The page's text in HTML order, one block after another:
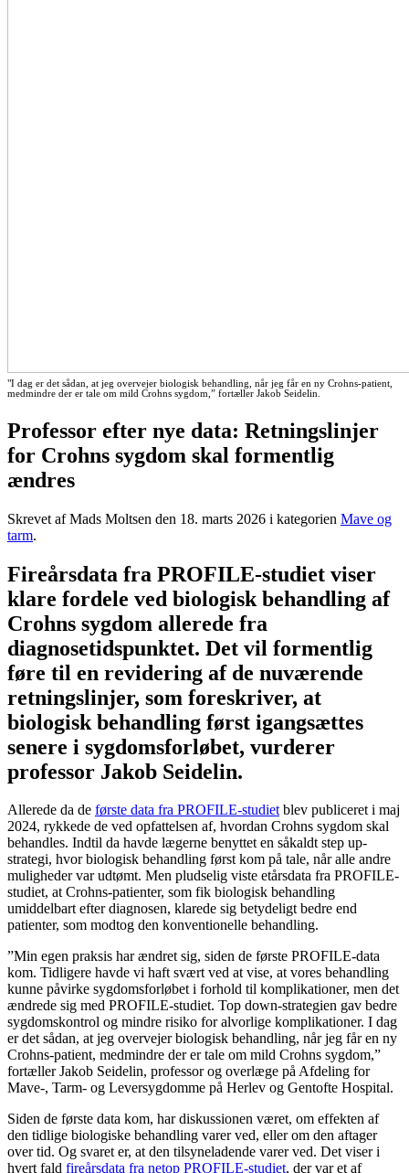
"I dag er det sådan, at jeg overvejer biologisk behandling, når jeg får en ny Crohns-patient,
medmindre der er tale om mild Crohns sygdom,” fortæller Jakob Seidelin.
Professor efter nye data: Retningslinjer
for Crohns sygdom skal formentlig
ændres
Skrevet af Mads Moltsen den 18. marts 2026 i kategorien Mave og
tarm.
Fireårsdata fra PROFILE-studiet viser
klare fordele ved biologisk behandling af
Crohns sygdom allerede fra
diagnosetidspunktet. Det vil formentlig
føre til en revidering af de nuværende
retningslinjer, som foreskriver, at
biologisk behandling først igangsættes
senere i sygdomsforløbet, vurderer
professor Jakob Seidelin.
Allerede da de første data fra PROFILE-studietblev publiceret i maj
2024, rykkede de ved opfattelsen af, hvordan Crohns sygdom skal
behandles. Indtil da havde lægerne benyttet en såkaldt step up-
strategi, hvor biologisk behandling først kom på tale, når alle andre
muligheder var udtømt. Men pludselig viste etårsdata fra PROFILE-
studiet, at Crohns-patienter, som fik biologisk behandling
umiddelbart efter diagnosen, klarede sig betydeligt bedre end
patienter, som modtog den konventionelle behandling.
”Min egen praksis har ændret sig, siden de første PROFILE-data
kom. Tidligere havde vi haft svært ved at vise, at vores behandling
kunne påvirke sygdomsforløbet i forhold til komplikationer, men det
ændrede sig med PROFILE-studiet. Top down-strategien gav bedre
sygdomskontrol og mindre risiko for alvorlige komplikationer. I dag
er det sådan, at jeg overvejer biologisk behandling, når jeg får en ny
Crohns-patient, medmindre der er tale om mild Crohns sygdom,”
fortæller Jakob Seidelin, professor og overlæge på Afdeling for
Mave-, Tarm- og Leversygdomme på Herlev og Gentofte Hospital.
Siden de første data kom, har diskussionen været, om effekten af
den tidlige biologiske behandling varer ved, eller om den aftager
over tid. Og svaret er, at den tilsyneladende varer ved. Det viser i
hvert fald fireårsdata fra netop PROFILE-studiet, der var et af